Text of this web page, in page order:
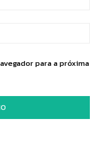
para a próxima